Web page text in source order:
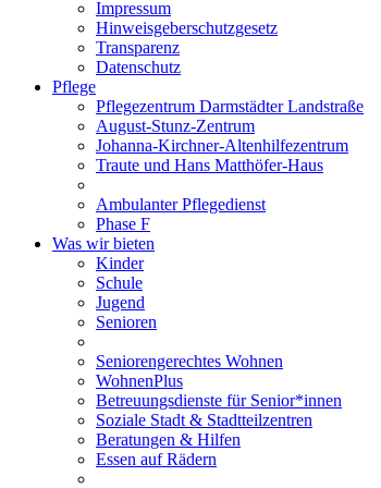
Impressum
Hinweisgeberschutzgesetz
Transparenz
Datenschutz
Pflege
Pflegezentrum Darmstädter Landstraße
August-Stunz-Zentrum
Johanna-Kirchner-Altenhilfezentrum
Traute und Hans Matthöfer-Haus
Ambulanter Pflegedienst
Phase F
Was wir bieten
Kinder
Schule
Jugend
Senioren
Seniorengerechtes Wohnen
WohnenPlus
Betreuungsdienste für Senior*innen
Soziale Stadt & Stadtteilzentren
Beratungen & Hilfen
Essen auf Rädern